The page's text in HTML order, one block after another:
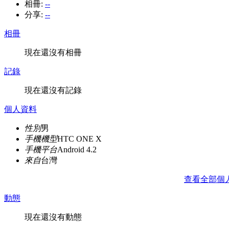
相冊: --
分享: --
相冊
現在還沒有相冊
記錄
現在還沒有記錄
個人資料
性別男
手機機型HTC ONE X
手機平台Android 4.2
來自台灣
查看全部個
動態
現在還沒有動態